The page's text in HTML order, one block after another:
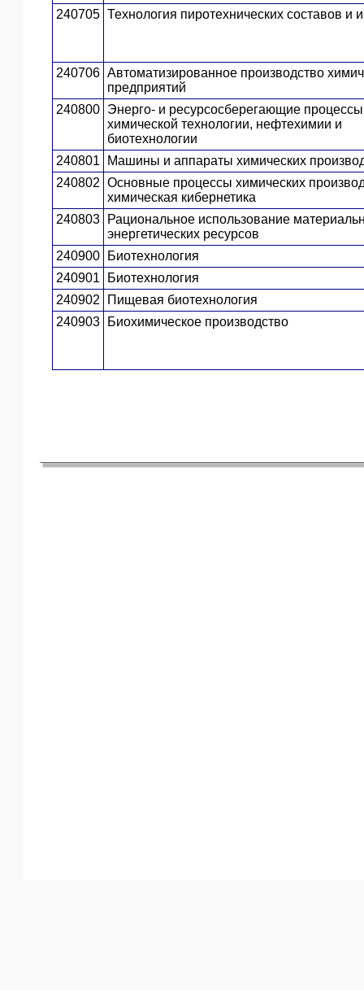
240705 Технология пиротехнических составов и
240706 Автоматизированное производство
предприятий
240800 Энерго- и ресурсосберегающие
химической технологии, нефтехимии и
биотехнологии
240801
Машины и аппараты химических
240802 Основные процессы химических
химическая кибернетика
240803
Рациональное использование
энергетических ресурсов
240900
Биотехнология
240901
Биотехнология
240902
Пищевая биотехнология
240903
Биохимическое производство